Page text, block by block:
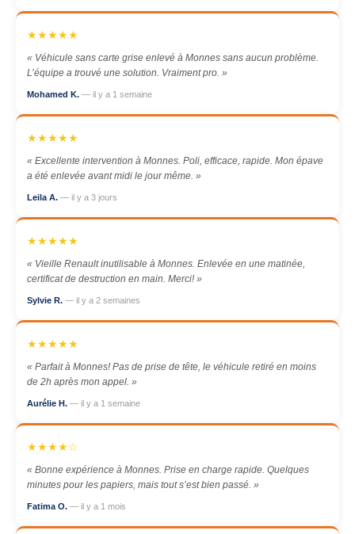
★★★★★
« Véhicule sans carte grise enlevé à Monnes sans aucun problème.
L’équipe a trouvé une solution. Vraiment pro. »
Mohamed K. — il y a 1 semaine
★★★★★
« Excellente intervention à Monnes. Poli, efficace, rapide. Mon épave
a été enlevée avant midi le jour même. »
Leila A. — il y a 3 jours
★★★★★
« Vieille Renault inutilisable à Monnes. Enlevée en une matinée,
certificat de destruction en main. Merci! »
Sylvie R. — il y a 2 semaines
★★★★★
« Parfait à Monnes! Pas de prise de tête, le véhicule retiré en moins
de 2h après mon appel. »
Aurélie H. — il y a 1 semaine
★★★★☆
« Bonne expérience à Monnes. Prise en charge rapide. Quelques
minutes pour les papiers, mais tout s’est bien passé. »
Fatima O. — il y a 1 mois